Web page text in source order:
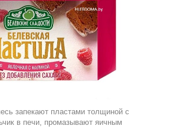
запекают пластами толщиной с
в печи, промазывают яичным